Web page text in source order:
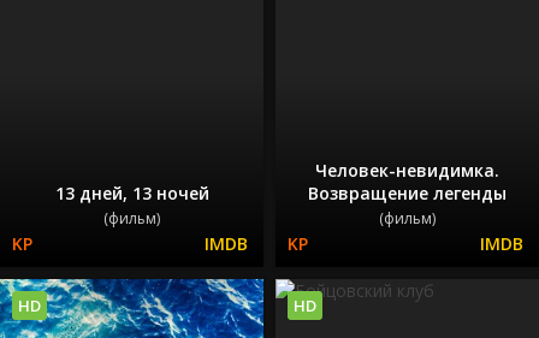
13 дней, 13 ночей
(фильм)
Человек-невидимка.
Возвращение легенды
(фильм)
HD HD